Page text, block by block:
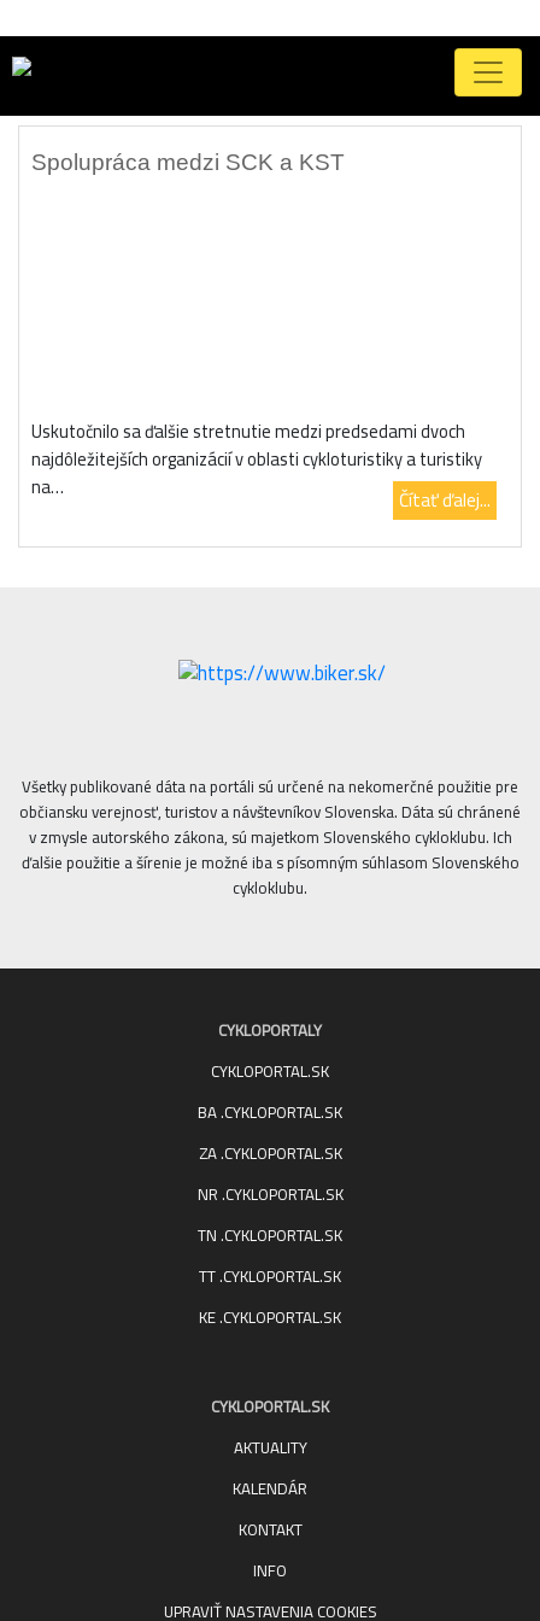
Značka:meeting
Spolupráca medzi SCK a KST
Uskutočnilo sa ďalšie stretnutie medzi predsedami dvoch
najdôležitejších organizácií v oblasti cykloturistiky a turistiky
na…
Čítať ďalej...
Všetky publikované dáta na portáli sú určené na nekomerčné použitie pre
občiansku verejnosť, turistov a návštevníkov Slovenska. Dáta sú chránené
v zmysle autorského zákona, sú majetkom Slovenského cykloklubu. Ich
ďalšie použitie a šírenie je možné iba s písomným súhlasom Slovenského
cykloklubu.
CYKLOPORTALY
CYKLOPORTAL.SK
BA .CYKLOPORTAL.SK
ZA .CYKLOPORTAL.SK
NR .CYKLOPORTAL.SK
TN .CYKLOPORTAL.SK
TT .CYKLOPORTAL.SK
KE .CYKLOPORTAL.SK
CYKLOPORTAL.SK
AKTUALITY
KALENDÁR
KONTAKT
INFO
UPRAVIŤ NASTAVENIA COOKIES